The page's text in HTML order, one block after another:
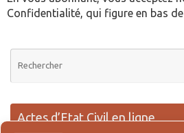
Confidentialité, qui figure en bas de
Actes d’Etat Civil en ligne